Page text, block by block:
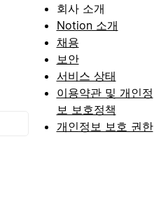
회사 소개
Notion 소개
채용
보안
서비스 상태
이용약관 및 개인정
보 보호정책
개인정보 보호 권한